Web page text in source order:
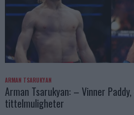
ARMAN TSARUKYAN
Arman Tsarukyan: – Vinner
tittelmuligheter